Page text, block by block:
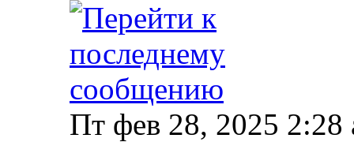
Пт фев 28, 2025 2:28